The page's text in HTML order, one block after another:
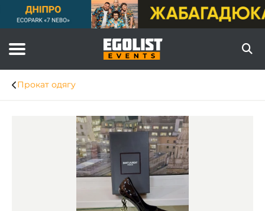
Прокат одягу